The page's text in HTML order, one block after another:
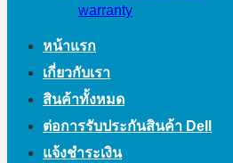
warranty
หน้าแรก
เกี่ยวกับเรา
สินค้าทั้งหมด
ต่อการรับประกันสินค้า Dell
แจ้งชำระเงิน